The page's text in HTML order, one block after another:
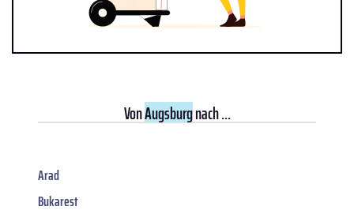
VonAugsburgnach ...
Arad
Bukarest